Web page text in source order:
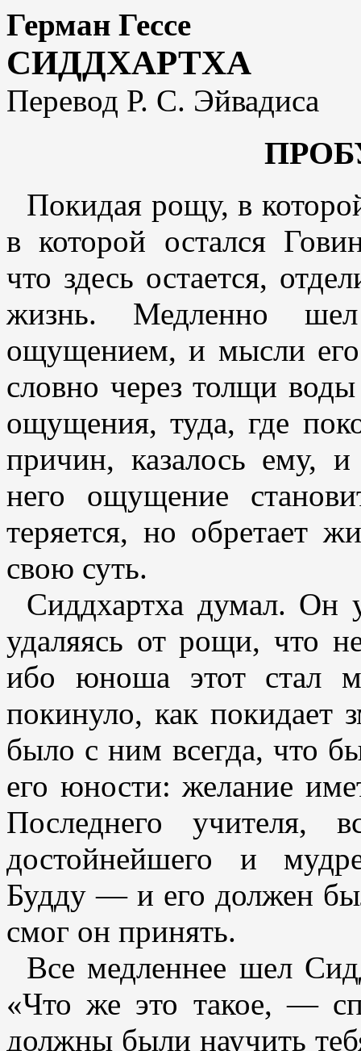
Герман Гессе
СИДДХАРТХА
Перевод Р. С. Эйвадиса
Покидая рощу, в
в которой остался
что здесь остается,
жизнь. Медленно
ощущением, и мысли его
словно через толщи
ощущения, туда, где
причин, казалось ему,
него ощущение
теряется, но обретает
свою суть.
Сиддхартха думал. Он
удаляясь от рощи, что
ибо юноша этот стал
покинуло, как покидает
было с ним всегда, что
его юности: желание
Последнего учителя,
достойнейшего и
Будду — и его должен
смог он принять.
Все медленнее шел
«Что же это такое, —
должны были научить